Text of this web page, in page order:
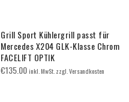
Grill Sport Kühlergrill passt für
Mercedes X204 GLK-Klasse Chrom
FACELIFT OPTIK
€135.00inkl. MwSt. zzgl. Versandkosten